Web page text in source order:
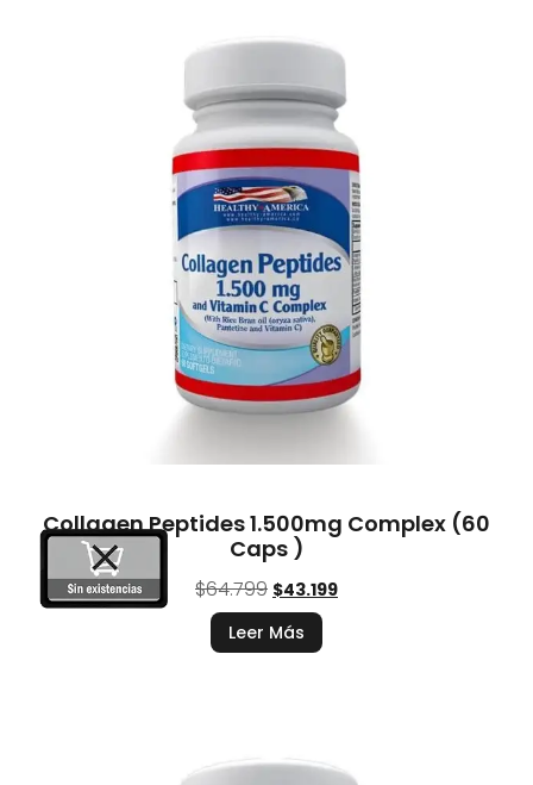
Collagen Peptides 1.500mg Complex (60
Caps )
$64.799 $43.199
Leer Más